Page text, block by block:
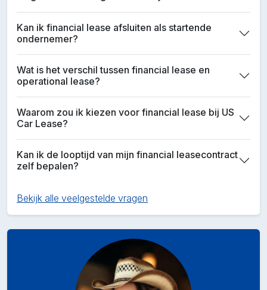
Kan ik financial lease afsluiten als startende
ondernemer?
Wat is het verschil tussen financial lease en
operational lease?
Waarom zou ik kiezen voor financial lease bij US
Car Lease?
Kan ik de looptijd van mijn financial leasecontract
zelf bepalen?
Bekijk alle veelgestelde vragen